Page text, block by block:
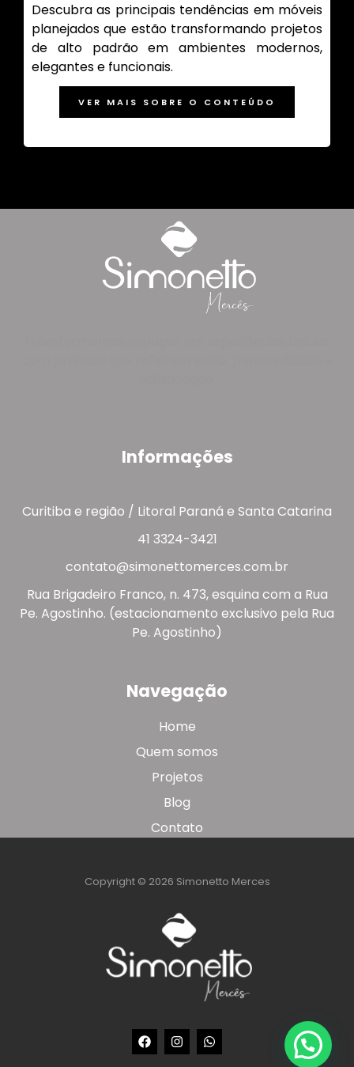
Descubra as principais tendências em móveis
planejados que estão transformando projetos
de alto padrão em ambientes modernos,
elegantes e funcionais.
VER MAIS SOBRE O CONTEÚDO
Informações
Curitiba e região / Litoral Paraná e Santa Catarina
41 3324-3421
contato@simonettomerces.com.br
Rua Brigadeiro Franco, n. 473, esquina com a Rua
Pe. Agostinho. (estacionamento exclusivo pela Rua
Pe. Agostinho)
Navegação
Home
Quem somos
Projetos
Blog
Contato
Copyright © 2026 Simonetto Merces